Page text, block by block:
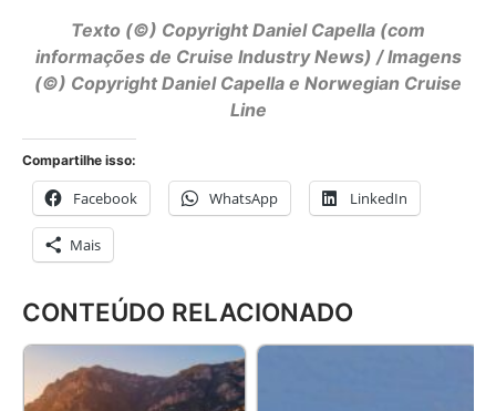
Texto (©) CopyrightDaniel Capella (com
informações de Cruise Industry News) / Imagens
(©) Copyright Daniel Capella e Norwegian Cruise
Line
Compartilhe isso:
Facebook WhatsApp LinkedIn
Mais
CONTEÚDO RELACIONADO